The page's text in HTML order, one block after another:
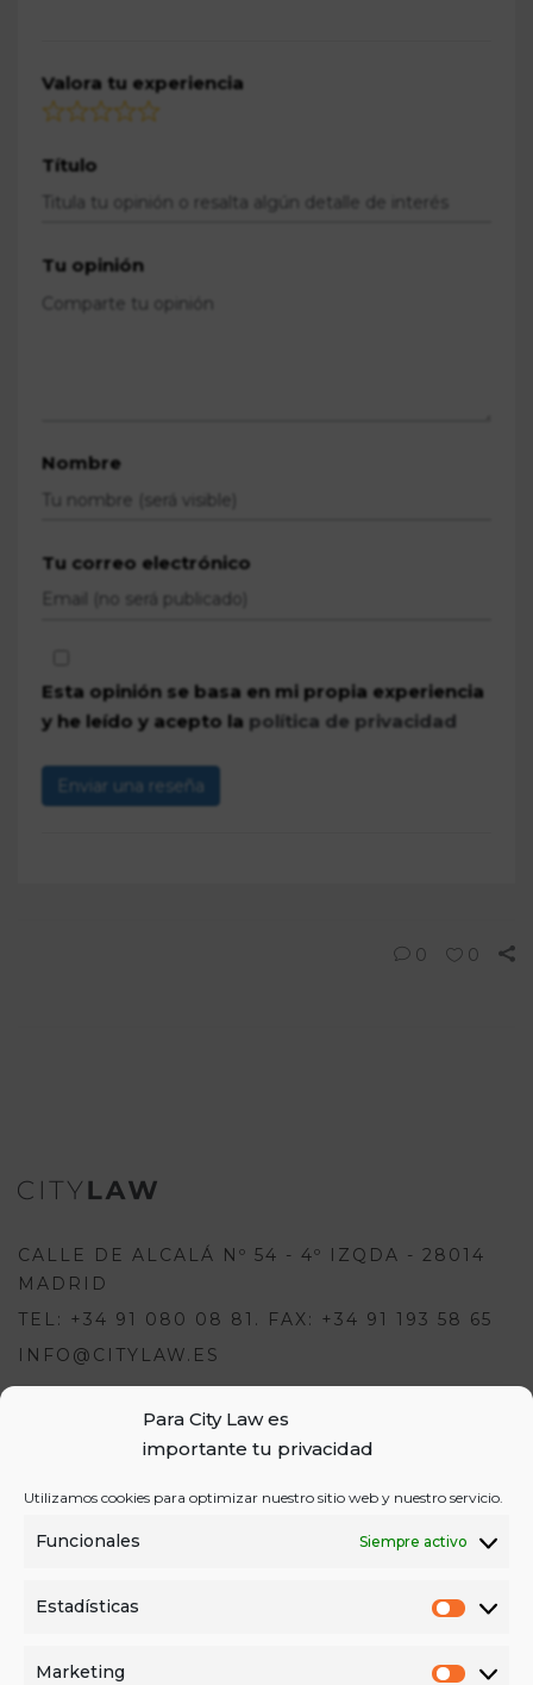
Para City Law es
importante tu privacidad
Utilizamos cookies para optimizar nuestro sitio web y nuestro servicio.
Funcionales Siempre activo
Estadísticas
Marketing
Para escribir una opinión debes
estar registrado e iniciar sesión:
Valora tu experiencia
Título
Tu opinión
Nombre
Tu correo electrónico
Esta opinión se basa en mi propia experiencia
y he leído y acepto la política de privacidad
Enviar una reseña
0 0
CALLE DE ALCALÁ Nº 54 - 4º IZQDA - 28014
MADRID
TEL: +34 91 080 08 81. FAX: +34 91 193 58 65
INFO@CITYLAW.ES
INICIAR SESIÓN